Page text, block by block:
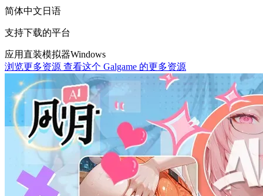
简体中文 日语
支持下载的平台
应用直装模拟器Windows
浏览更多资源 查看这个 Galgame 的更多资源